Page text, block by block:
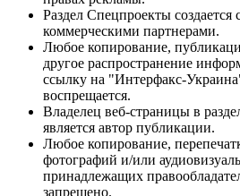
Раздел Спецпроекты создается
коммерческими партнерами.
Любое копирование,
другое распространение
ссылку на "Интерфакс-
воспрещается.
Владелец веб-страницы в
является автор публикации.
Любое копирование,
фотографий и/или
принадлежащих
запрещено.